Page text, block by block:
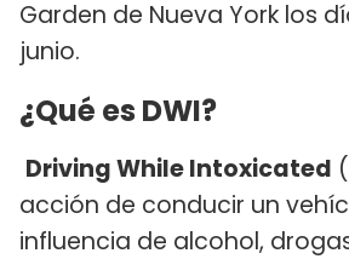
Garden de Nueva York los
junio.
¿Qué es DWI?
Driving While Intoxicated
acción de conducir un
influencia de alcohol,